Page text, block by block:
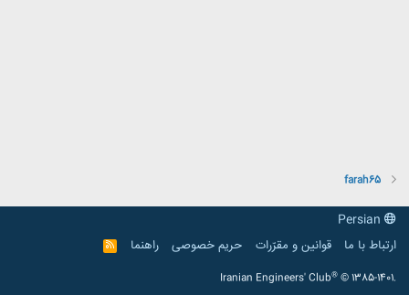
farah65
ارتباط با ما
قوانین و مقرّرات حریم خصوصی راهنما
R
S
Iranian Engineers' Club® © 1385-1401.